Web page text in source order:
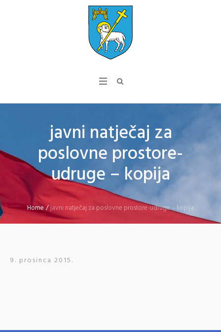
javni natječaj za
poslovne prostore-
udruge – kopija
Home/javni natječaj za poslovne prostore-udruge – kopija
9. prosinca 2015.